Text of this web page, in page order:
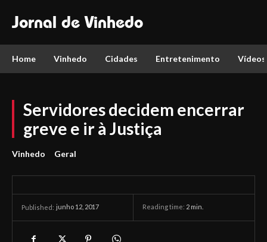
Jornal de Vinhedo
Home Vinhedo Cidades Entretenimento Vídeos
Servidores decidem encerrar
greve e ir à Justiça
Vinhedo Geral
Published: junho 12, 2017 Reading time: 2 min.